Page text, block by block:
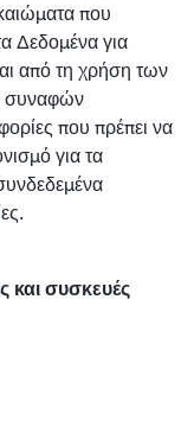
που
Δεδομένα για
από τη χρήση των
συναφών
που πρέπει να
για τα
και συσκευές